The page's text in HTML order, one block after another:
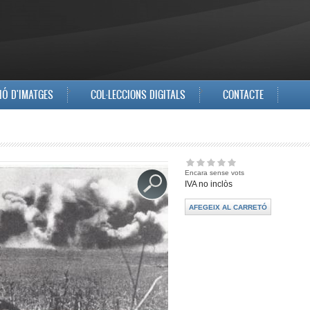
D'IMATGES COL·LECCIONS DIGITALS CONTACTE
Encara sense vots
IVA no inclòs